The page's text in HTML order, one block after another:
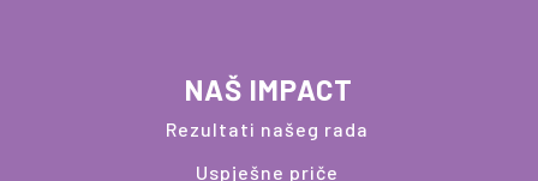
NAŠ IMPACT
Rezultati našeg rada
Uspješne priče